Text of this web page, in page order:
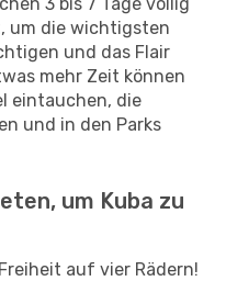
um die wichtigsten
und das Flair
mehr Zeit können
eintauchen, die
und in den Parks
um Kuba zu
auf vier Rädern!